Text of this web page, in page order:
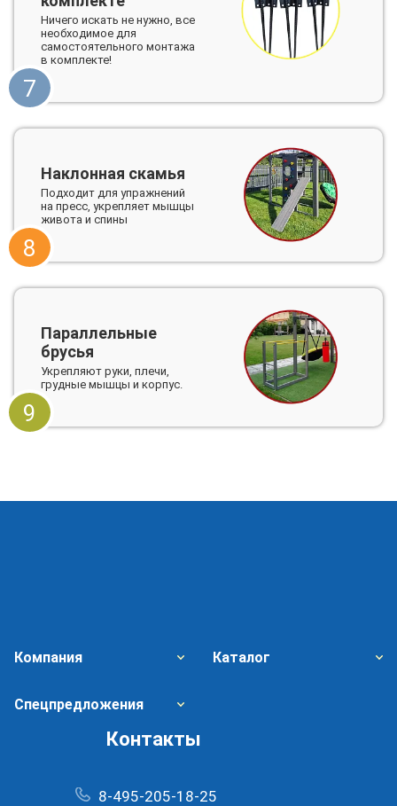
7
Ничего искать не нужно, все
необходимое для
самостоятельного монтажа
в комплекте!
8
Наклонная скамья
Подходит для упражнений
на пресс, укрепляет мышцы
живота и спины
9
Параллельные
брусья
Укрепляют руки, плечи,
грудные мышцы и корпус.
Компания Каталог
Спецпредложения
Контакты
8-495-205-18-25